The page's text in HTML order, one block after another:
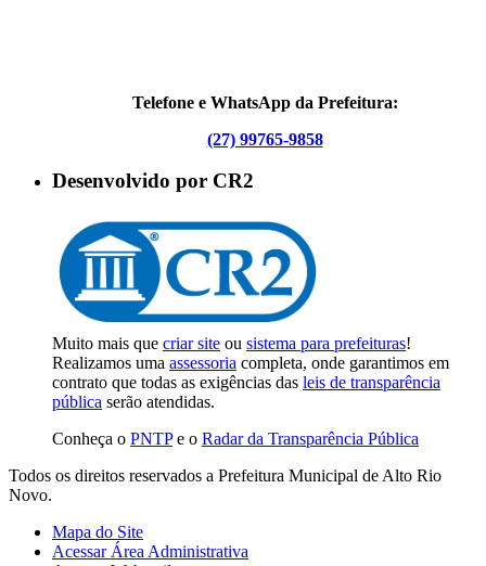
Telefone e WhatsApp da Prefeitura:
(27) 99765-9858
Desenvolvido por CR2
Muito mais que criar site ou sistema para prefeituras!
Realizamos uma assessoria completa, onde garantimos em
contrato que todas as exigências das leis de transparência
pública serão atendidas.
Conheça o PNTPe o Radar da Transparência Pública
Todos os direitos reservados a Prefeitura Municipal de Alto Rio
Novo.
Mapa do Site
Acessar Área Administrativa